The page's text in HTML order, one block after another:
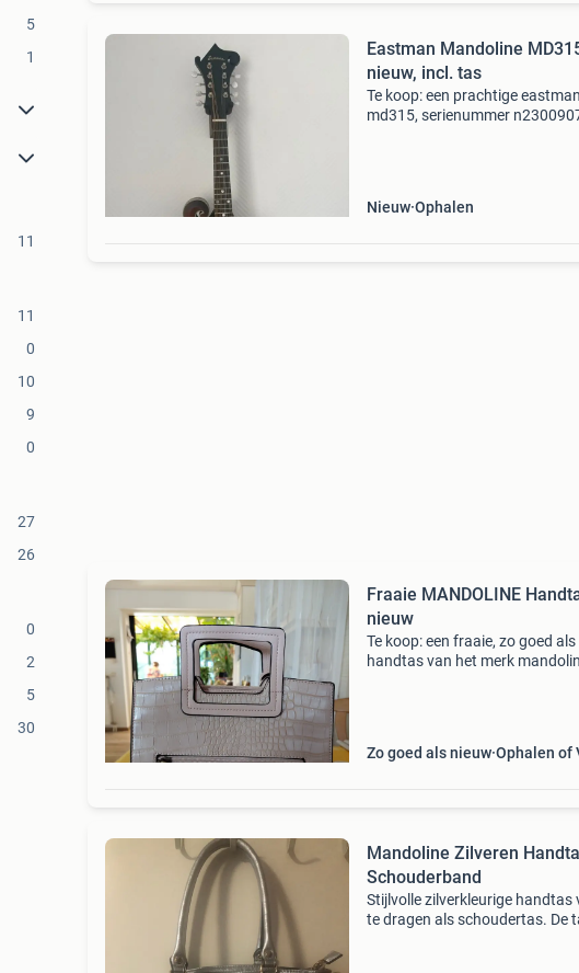
5
1
11
11
0
10
9
0
27
26
0
2
5
30
Eastman Mandoline
nieuw, incl. tas
Te koop: een prachtige
md315, serienummer
Nieuw Ophalen
Fraaie MANDOLINE
nieuw
Te koop: een fraaie, zo goed
handtas van het merk
Zo goed als nieuw Ophalen of
Mandoline Zilveren
Schouderband
Stijlvolle zilverkleurige handtas
te dragen als schoudertas. De